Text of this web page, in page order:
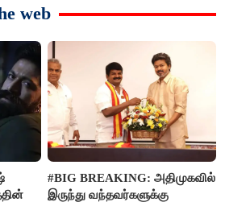
web
#BIG BREAKING: அதிமுகவில்
இருந்து வந்தவர்களுக்கு